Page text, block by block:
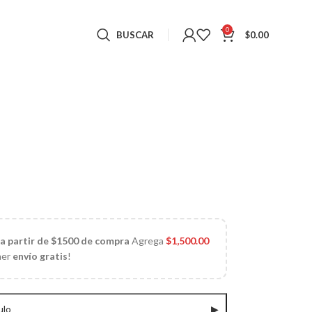
BUSCAR 0 $0.00
partir de $1500 de compra Agrega$1,500.00
envío gratis!
▶